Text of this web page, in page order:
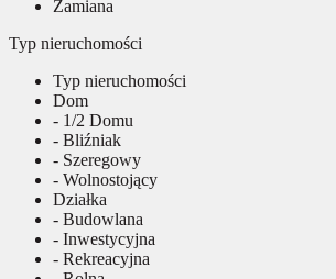
Zamiana
Typ nieruchomości
Typ nieruchomości
Dom
- 1/2 Domu
- Bliźniak
- Szeregowy
- Wolnostojący
Działka
- Budowlana
- Inwestycyjna
- Rekreacyjna